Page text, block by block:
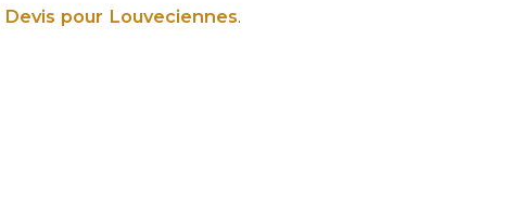
Devis pour Louveciennes.